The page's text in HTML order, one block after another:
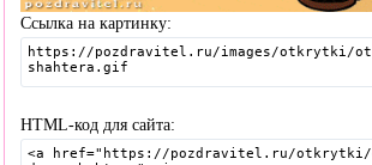
Ссылка на картинку:
HTML-код для сайта: